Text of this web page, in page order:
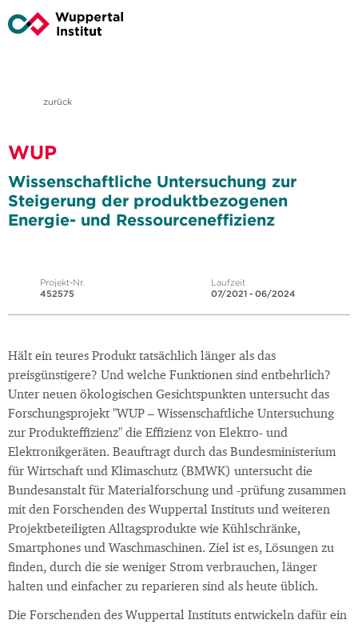
zurück
WUP
Wissenschaftliche Untersuchung zur
Steigerung der produktbezogenen
Energie- und Ressourceneffizienz
Projekt-Nr.
452575
Laufzeit
07/2021 - 06/2024
Hält ein teures Produkt tatsächlich länger als das
preisgünstigere? Und welche Funktionen sind entbehrlich?
Unter neuen ökologischen Gesichtspunkten untersucht das
Forschungsprojekt "WUP – Wissenschaftliche Untersuchung
zur Produkteffizienz" die Effizienz von Elektro- und
Elektronikgeräten. Beauftragt durch das Bundesministerium
für Wirtschaft und Klimaschutz (BMWK) untersucht die
Bundesanstalt für Materialforschung und -prüfung zusammen
mit den Forschenden des Wuppertal Instituts und weiteren
Projektbeteiligten Alltagsprodukte wie Kühlschränke,
Smartphones und Waschmaschinen. Ziel ist es, Lösungen zu
finden, durch die sie weniger Strom verbrauchen, länger
halten und einfacher zu reparieren sind als heute üblich.
Die Forschenden des Wuppertal Instituts entwickeln dafür ein